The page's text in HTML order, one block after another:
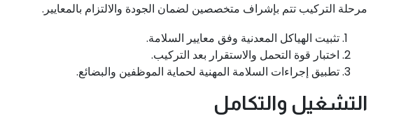
مرحلة التركيب تتم بإشراف متخصصين لضمان الجودة والالتزام بالمعايير.
تثبيت الهياكل المعدنية وفق معايير السلامة.
اختبار قوة التحمل والاستقرار بعد التركيب.
تطبيق إجراءات السلامة المهنية لحماية الموظفين والبضائع.
التشغيل والتكامل